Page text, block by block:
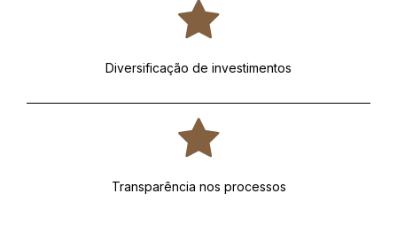
Diversificação de investimentos
Transparência nos processos